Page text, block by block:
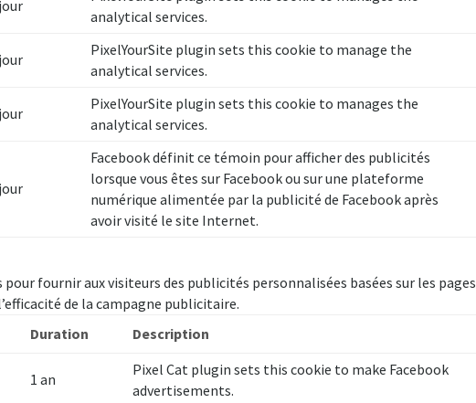
analytical services.
PixelYourSite plugin sets this cookie to manage the
analytical services.
PixelYourSite plugin sets this cookie to manages the
analytical services.
Facebook définit ce témoin pour afficher des publicités
lorsque vous êtes sur Facebook ou sur une plateforme
numérique alimentée par la publicité de Facebook après
avoir visité le site Internet.
fournir aux visiteurs des publicités personnalisées basées sur les pages
de la campagne publicitaire.
Duration Description
1 an
Pixel Cat plugin sets this cookie to make Facebook
advertisements.